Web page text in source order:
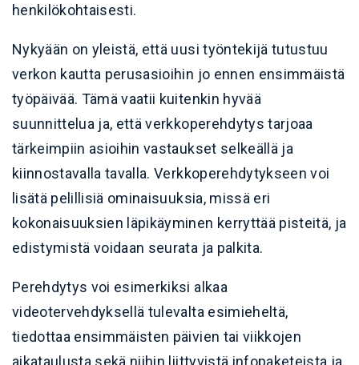
henkilökohtaisesti.
Nykyään on yleistä, että uusi työntekijä tutustuu
verkon kautta perusasioihin jo ennen ensimmäistä
työpäivää. Tämä vaatii kuitenkin hyvää
suunnittelua ja, että verkkoperehdytys tarjoaa
tärkeimpiin asioihin vastaukset selkeällä ja
kiinnostavalla tavalla. Verkkoperehdytykseen voi
lisätä pelillisiä ominaisuuksia, missä eri
kokonaisuuksien läpikäyminen kerryttää pisteitä, ja
edistymistä voidaan seurata ja palkita.
Perehdytys voi esimerkiksi alkaa
videotervehdyksellä tulevalta esimieheltä,
tiedottaa ensimmäisten päivien tai viikkojen
aikataulusta sekä niihin liittyvistä infopaketeista ja